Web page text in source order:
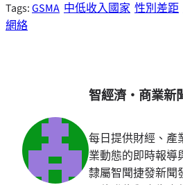
Tags:GSMA 中低收入國家 性別差距
網絡
智經濟・商業新
每日提供財經、產
業動態的即時報導
隸屬智聞捷發新聞